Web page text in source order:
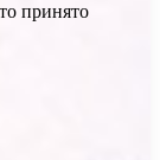
принято